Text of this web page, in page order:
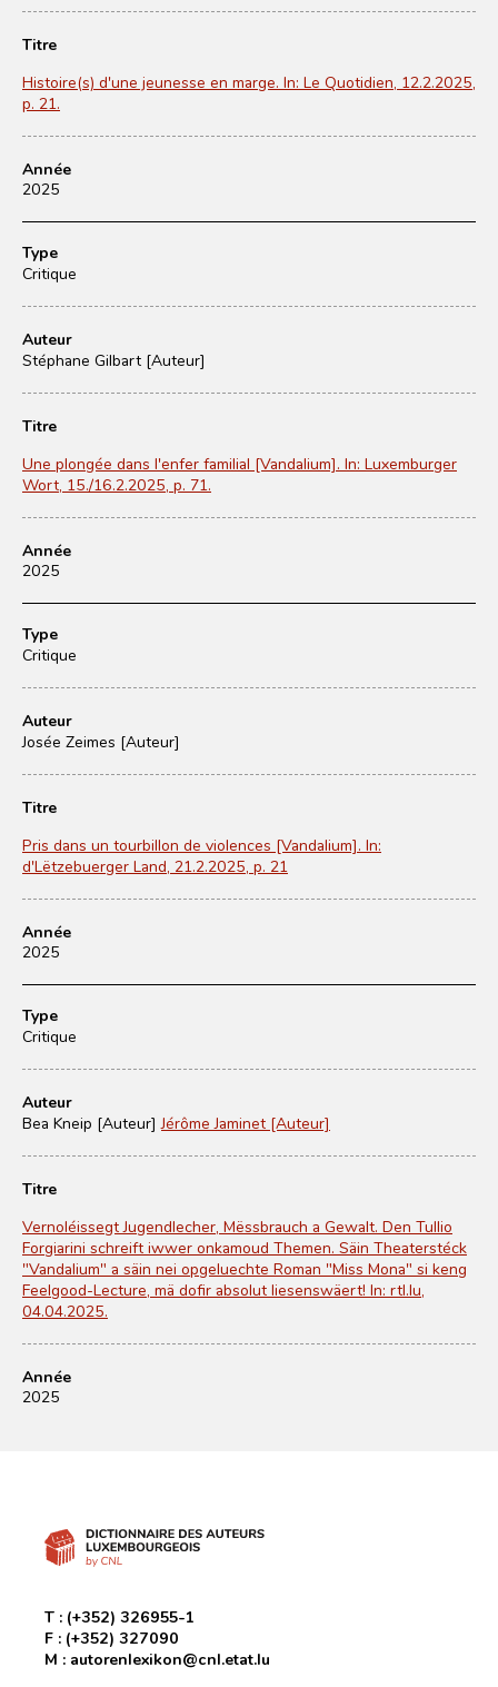
Titre
Histoire(s) d'une jeunesse en marge. In: Le Quotidien, 12.2.2025,
p. 21.
Année
2025
Type
Critique
Auteur
Stéphane Gilbart [Auteur]
Titre
Une plongée dans l'enfer familial [Vandalium]. In: Luxemburger
Wort, 15./16.2.2025, p. 71.
Année
2025
Type
Critique
Auteur
Josée Zeimes [Auteur]
Titre
Pris dans un tourbillon de violences [Vandalium]. In:
d'Lëtzebuerger Land, 21.2.2025, p. 21
Année
2025
Type
Critique
Auteur
Bea Kneip [Auteur] Jérôme Jaminet [Auteur]
Titre
Vernoléissegt Jugendlecher, Mëssbrauch a Gewalt. Den Tullio
Forgiarini schreift iwwer onkamoud Themen. Säin Theaterstéck
"Vandalium" a säin nei opgeluechte Roman "Miss Mona" si keng
Feelgood-Lecture, mä dofir absolut liesenswäert! In: rtl.lu,
04.04.2025.
Année
2025
T : (+352) 326955-1
F : (+352) 327090
M : autorenlexikon@cnl.etat.lu